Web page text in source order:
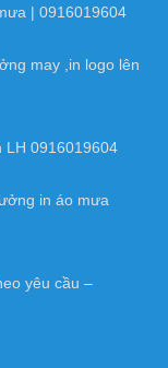
| 0916019604
may ,in logo lên
LH 0916019604
in áo mưa
yêu cầu –